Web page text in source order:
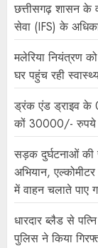
छत्तीसगढ़ शासन के
सेवा (IFS) के
मलेरिया नियंत्रण
घर पहुंच रही
ड्रंक एंड ड्राइव के
कों 30000/- रुपये
सड़क दुर्घटनाओं की
अभियान,
में वाहन चलाते पाए
धारदार ब्लैड से
पुलिस ने किया